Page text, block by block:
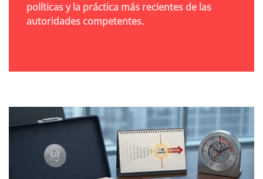
políticas y la práctica más recientes de las
autoridades competentes.